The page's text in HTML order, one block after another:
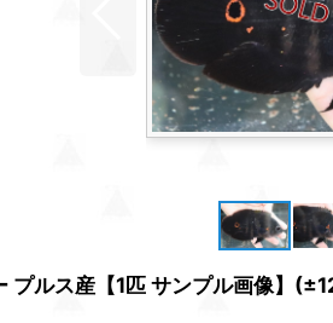
プルス産【1匹 サンプル画像】